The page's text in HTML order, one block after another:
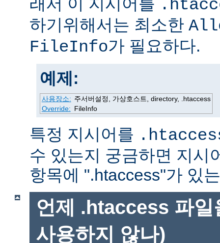
하기위해서는 최소한
FileInfo가 필요하다.
예제:
사용장소: 주서버설정, 가상호스트, directory, .htaccess
Override: FileInfo
특정 지시어를
수 있는지 궁금하면 지시
항목에 ".htaccess"가 있
언제 .htaccess 파일
사용하지 않나)